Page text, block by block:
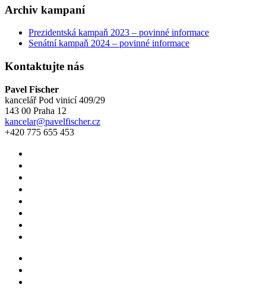
Archiv kampaní
Prezidentská kampaň 2023 – povinné informace
Senátní kampaň 2024 – povinné informace
Kontaktujte nás
Pavel Fischer
kancelář Pod vinicí 409/29
143 00 Praha 12
kancelar@pavelfischer.cz
+420 775 655 453